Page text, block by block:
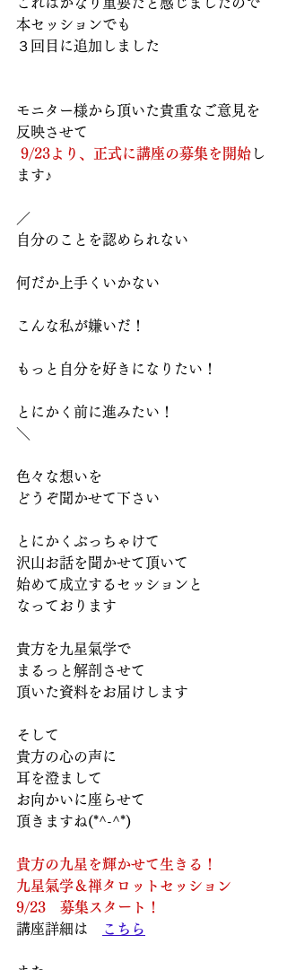
本セッションでも
３回目に追加しました
モニター様から頂いた貴重なご意見を
反映させて
9/23より、正式に講座の募集を開始 し
ます♪
／
自分のことを認められない
何だか上手くいかない
こんな私が嫌いだ！
もっと自分を好きになりたい！
とにかく前に進みたい！
＼
色々な想いを
どうぞ聞かせて下さい
とにかくぶっちゃけて
沢山お話を聞かせて頂いて
始めて成立するセッションと
なっております
貴方を九星氣学で
まるっと解剖させて
頂いた資料をお届けします
そして
貴方の心の声に
耳を澄まして
お向かいに座らせて
頂きますね(*^-^*)
貴方の九星を輝かせて生きる！
九星氣学＆禅タロットセッション
9/23　募集スタート！
講座詳細は
こちら